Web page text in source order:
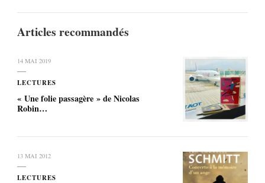
Articles recommandés
14 MAI 2019
LECTURES
« Une folie passagère » de Nicolas
Robin…
13 MAI 2012
LECTURES